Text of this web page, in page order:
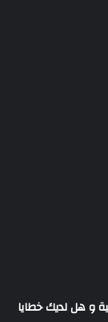
و هل لديك خطايا